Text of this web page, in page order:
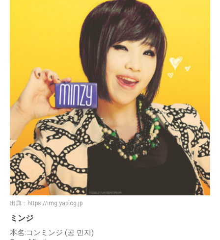
出典： https://img.yaplog.jp
ミンジ
本名:コンミンジ (공 민지)